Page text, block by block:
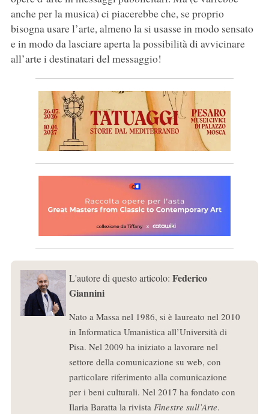
anche per la musica) ci piacerebbe che, se proprio
bisogna usare l’arte, almeno la si usasse in modo sensato
e in modo da lasciare aperta la possibilità di avvicinare
all’arte i destinatari del messaggio!
L'autore di questo articolo: Federico
Giannini
Nato a Massa nel 1986, si è laureato nel 2010
in Informatica Umanistica all’Università di
Pisa. Nel 2009 ha iniziato a lavorare nel
settore della comunicazione su web, con
particolare riferimento alla comunicazione
per i beni culturali. Nel 2017 ha fondato con
Ilaria Baratta la rivista Finestre sull’Arte.